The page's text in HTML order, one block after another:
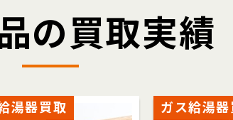
の買取実績
湯器買取
ガス給湯